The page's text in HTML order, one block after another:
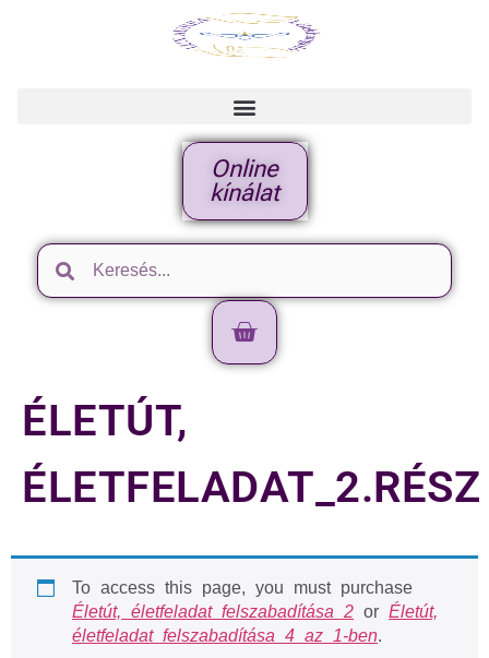
Online
kínálat
ÉLETÚT,
ÉLETFELADAT_2.RÉSZ
To access this page, you must purchase
Életút, életfeladat felszabadítása 2 or Életút,
életfeladat felszabadítása 4 az 1-ben.